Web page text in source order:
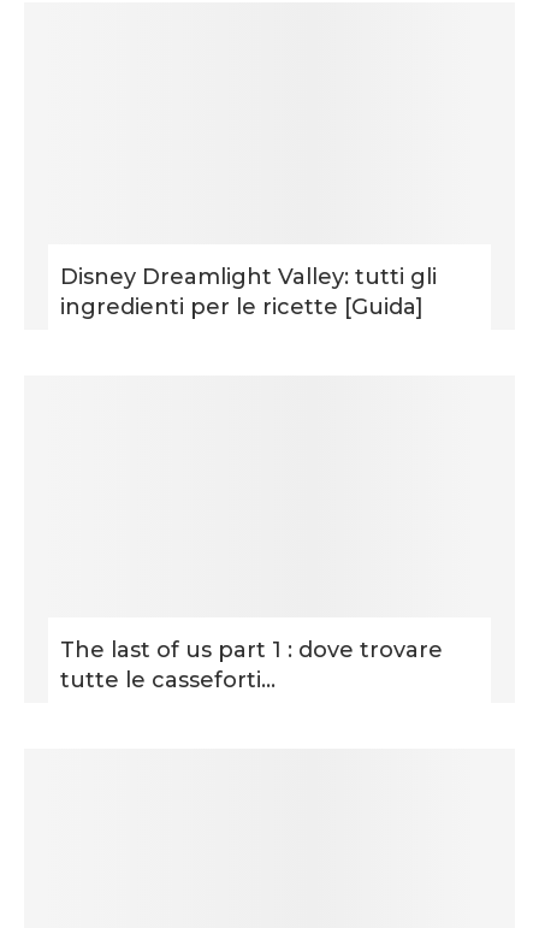
Disney Dreamlight Valley: tutti gli
ingredienti per le ricette [Guida]
The last of us part 1 : dove trovare
tutte le casseforti...